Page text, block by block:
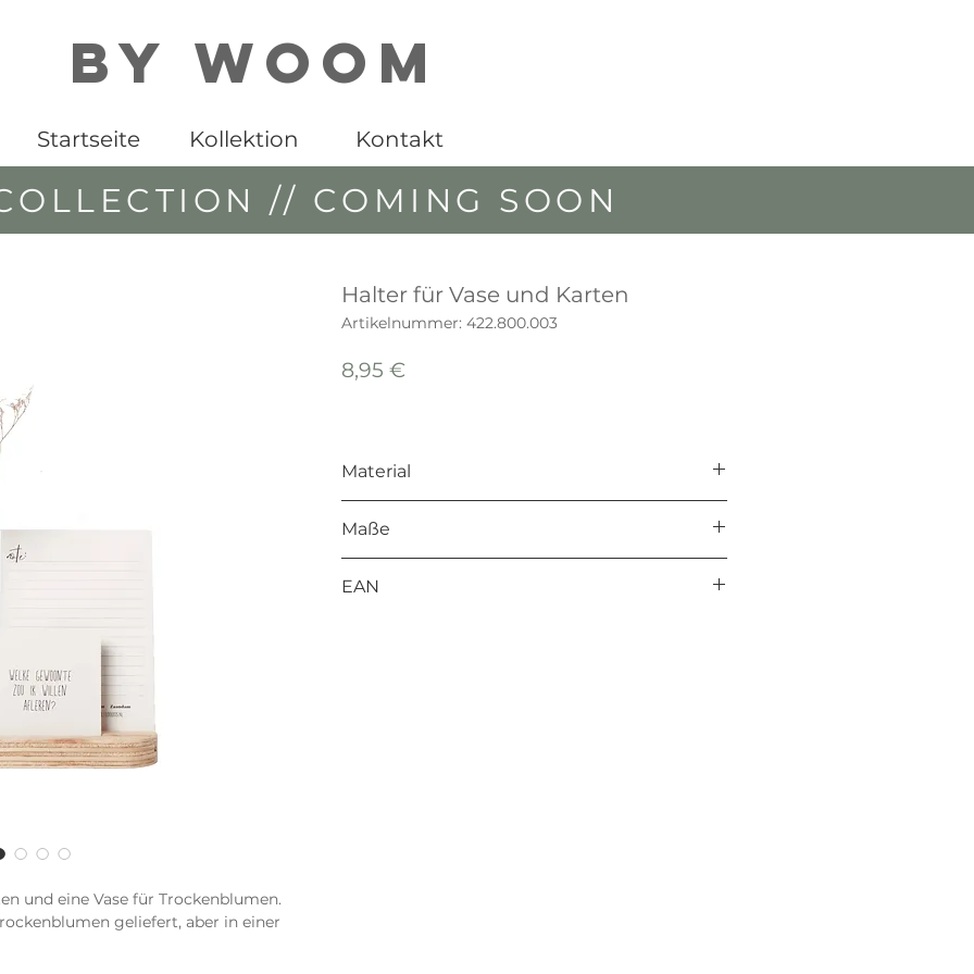
By WOOM
Startseite Kollektion Kontakt
und eine Vase für Trockenblumen.
geliefert, aber in einer
Halter für Vase und Karten
Artikelnummer: 422.800.003
8,95 €
Material
Maße
EAN
// COMING SOON